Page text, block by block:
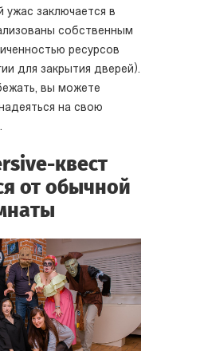
ужас заключается в
собственным
ресурсов
для закрытия дверей).
вы можете
на свою
квест
от обычной